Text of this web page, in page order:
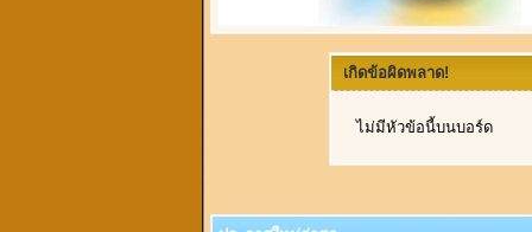
เกิดข้อผิดพลาด!
ไม่มีหัวข้อนี้บนบอร์ด